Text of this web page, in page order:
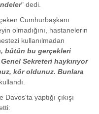
" dedi.
Cumhurbaşkanı
olmadığını, hastanelerin
kullanılmadan
bütün bu gerçekleri
Sekreteri haykırıyor
kör oldunuz. Bunlara
yaptığı çıkışı